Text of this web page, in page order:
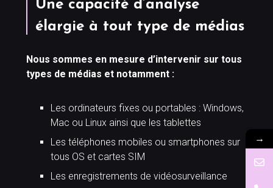
Une capacité d’analyse
élargie à tout type de médias
Nous sommes en mesure d’intervenir sur tous
types de médias et notamment :
Les ordinateurs fixes ou portables : Windows,
Mac ou Linux ainsi que les tablettes
Les téléphones mobiles ou smartphones sur
tous OS et cartes SIM
Les enregistrements de vidéosurveillance
→